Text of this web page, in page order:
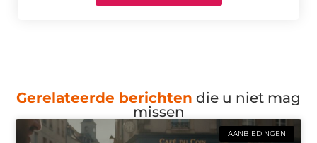
Gerelateerde berichten die u niet mag
missen
AANBIEDINGEN